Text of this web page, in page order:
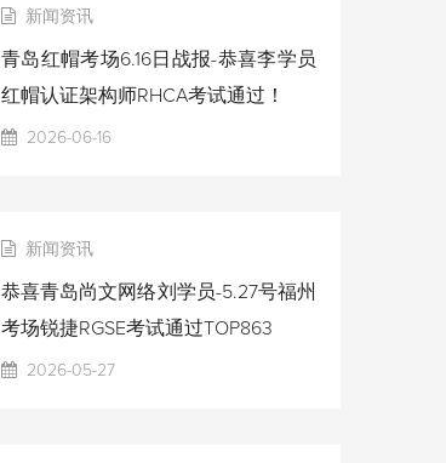
新闻资讯
青岛红帽考场6.16日战报-恭喜李学员
红帽认证架构师RHCA考试通过！
2026-06-16
新闻资讯
恭喜青岛尚文网络刘学员-5.27号福州
考场锐捷RGSE考试通过TOP863
2026-05-27